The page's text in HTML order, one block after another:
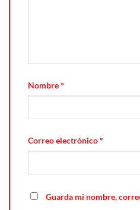
Nombre*
Correo electrónico*
Guarda mi nombre,